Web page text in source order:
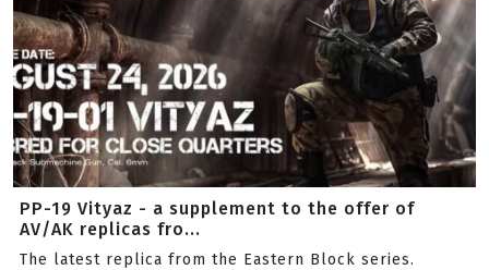
PP-19 Vityaz - a supplement to the offer of
AV/AK replicas fro...
The latest replica from the Eastern Block series.